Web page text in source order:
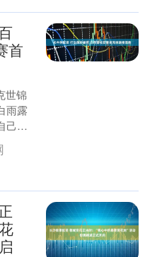
首
世锦
雨露
己的
轰